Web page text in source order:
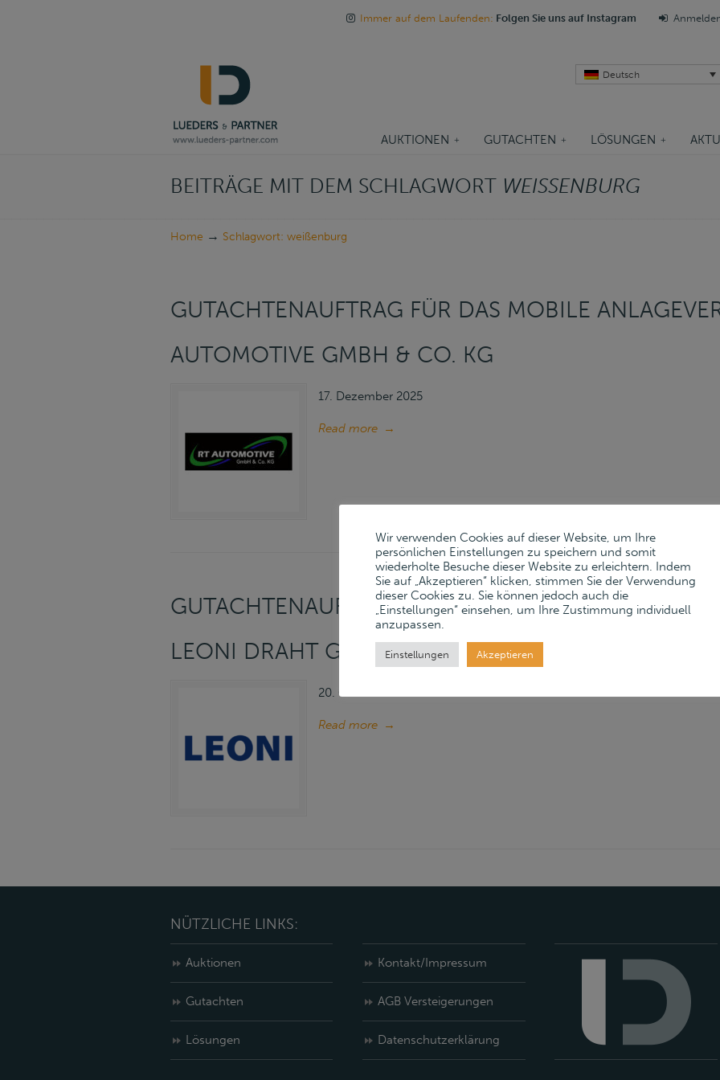
Immer auf dem Laufenden: Folgen Sie uns auf Instagram
Deutsch
AUKTIONEN GUTACHTEN LÖSUNGEN
Navigation
BEITRÄGE MIT DEM SCHLAGWORT WEISSENBURG
Home → Schlagwort: weißenburg
GUTACHTENAUFTRAG FÜR DAS MOBILE
AUTOMOTIVE GMBH & CO. KG
17. Dezember 2025
Read more →
GUTACHTENAUFTRAG FÜR DAS MOBILE
LEONI DRAHT GMBH
20. Oktober 2023
Read more →
NÜTZLICHE LINKS:
Auktionen
Gutachten
Lösungen
Kontakt/Impressum
AGB Versteigerungen
Datenschutzerklärung
Wir verwenden Cookies auf dieser Website, um Ihre
persönlichen Einstellungen zu speichern und somit
wiederholte Besuche dieser Website zu erleichtern. Indem
Sie auf „Akzeptieren“ klicken, stimmen Sie der Verwendung
dieser Cookies zu. Sie können jedoch auch die
„Einstellungen“ einsehen, um Ihre Zustimmung individuell
anzupassen.
Einstellungen Akzeptieren